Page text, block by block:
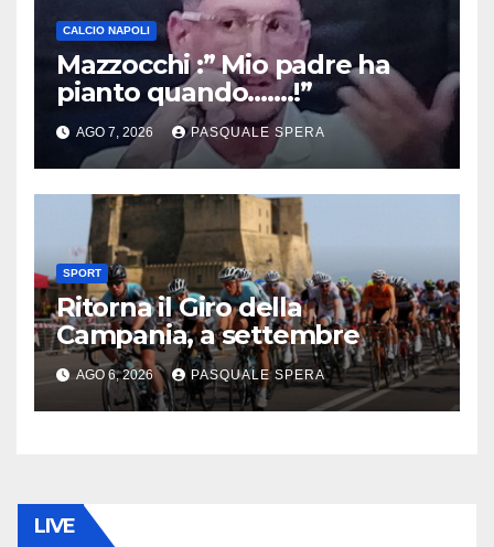
CALCIO NAPOLI
Mazzocchi :” Mio padre ha
pianto quando…….!”
AGO 7, 2026 PASQUALE SPERA
SPORT
Ritorna il Giro della
Campania, a settembre
AGO 6, 2026 PASQUALE SPERA
LIVE